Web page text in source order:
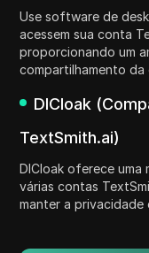
Use software de
acessem sua conta
proporcionando um
compartilhamento da
DICloak
TextSmith.ai)
DICloak oferece uma
várias contas
manter a privacidade